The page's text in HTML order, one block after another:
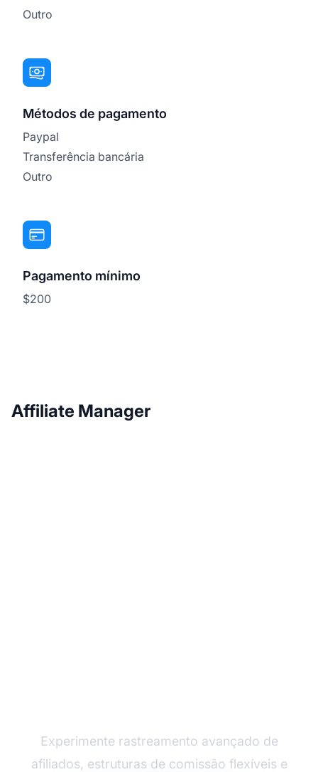
Outro
Métodos de pagamento
Paypal
Transferência bancária
Outro
Pagamento mínimo
$200
Affiliate Manager
Experimente rastreamento avançado de
afiliados, estruturas de comissão flexíveis e